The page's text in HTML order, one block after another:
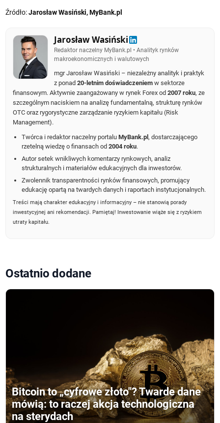
Źródło:Jarosław Wasiński, MyBank.pl
Jarosław Wasiński
Redaktor naczelny MyBank.pl • Analityk rynków
makroekonomicznych i walutowych
mgr Jarosław Wasiński – niezależny analityk i praktyk
z ponad20-letnim doświadczeniem w sektorze
finansowym. Aktywnie zaangażowany w rynek Forex od2007 roku, ze
szczególnym naciskiem na analizę fundamentalną, strukturę rynków
OTC oraz rygorystyczne zarządzanie ryzykiem kapitału (Risk
Management).
Twórca i redaktor naczelny portaluMyBank.pl, dostarczającego
rzetelną wiedzę o finansach od2004 roku.
Autor setek wnikliwych komentarzy rynkowych, analiz
strukturalnych i materiałów edukacyjnych dla inwestorów.
Zwolennik transparentności rynków finansowych, promujący
edukację opartą na twardych danych i raportach instytucjonalnych.
Treści mają charakter edukacyjny i informacyjny – nie stanowią porady
inwestycyjnej ani rekomendacji. Pamiętaj! Inwestowanie wiąże się z ryzykiem
utraty kapitału.
Ostatnio dodane
Bitcoin to „cyfrowe złoto"? Twarde dane
mówią: to raczej akcja technologiczna
na sterydach